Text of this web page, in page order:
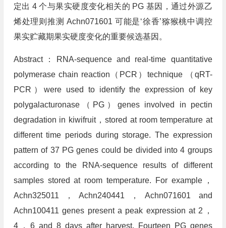
定出 4 个与果实硬度变化相关的 PG 基因，通过外源乙
烯处理则推测 Achn071601 可能是‘徐香’猕猴桃中调控
果实贮藏期果实硬度变化的重要候选基因。
Abstract：RNA-sequence and real-time quantitative
polymerase chain reaction（PCR）technique （qRT-
PCR）were used to identify the expression of key
polygalacturonase（PG）genes involved in pectin
degradation in kiwifruit，stored at room temperature at
different time periods during storage. The expression
pattern of 37 PG genes could be divided into 4 groups
according to the RNA-sequence results of different
samples stored at room temperature. For example，
Achn325011，Achn240441，Achn071601 and
Achn100411 genes present a peak expression at 2，
4，6 and 8 days after harvest. Fourteen PG genes